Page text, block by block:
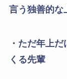
言う独善的な
・ただ年上
くる先輩